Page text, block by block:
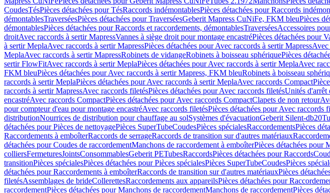
CoudesTésPièces détachées pour TésRaccords indémontablesPièces détachées pour Raccords
démontablesTraverséesPièces détachées pour TraverséesGeberit Mapress CuNiFe, FKM bleuPièces
démontablesPièces détachées pour Raccords et raccordements, démontablesTraverséesAccessoires
droitAvec raccords à sertir MapressVannes à siège droit pour montage encastréPièces détachées pour
à sertir MeplaAvec raccords à sertir MapressPièces détachées pour Avec raccords à sertir MapressAvec
MeplaAvec raccords à sertir MapressRobinets de vidangeRobinets à boisseau sphériquePièces
sertir FlowFitAvec raccords à sertir MeplaPièces détachées pour Avec raccords à sertir MeplaAvec
FKM bleuPièces détachées pour Avec raccords à sertir Mapress, FKM bleuRobinets à boisseau
raccords à sertir MeplaPièces détachées pour Avec raccords à sertir MeplaAvec raccords Compact
raccords à sertir MapressAvec raccords filetésPièces détachées pour Avec raccords filetésUnités d'arrêt
encastréAvec raccords CompactPièces détachées pour Avec raccords CompactClapets de non retour
pour compteur d'eau pour montage encastréAvec raccords filetésPièces détachées pour Avec raccords
distributionNourrices de distribution pour chauffage au solSystèmes d'évacuationGeberit Silent-db20
détachées pour Pièces de nettoyagePièces SuperTubeCoudesPièces spécialesRaccordementsPièces
Raccordements à emboîterRaccords de serrageRaccords de transition sur d'autres matériaux
détachées pour Coudes de raccordementManchons de raccordement à emboîterPièces détachées pour
colliersFermeturesJointsConsommablesGeberit PETubesRaccordsPièces détachées pour Raccords
transitionPièces spécialesPièces détachées pour Pièces spécialesPièces SuperTubeCoudesPièces
détachées pour Raccordements à emboîterRaccords de transition sur d'autres matériauxPièces
filetésAssemblages de brideCollerettesRaccordements aux appareilsPièces détachées pour
raccordementPièces détachées pour Manchons de raccordementManchons de raccordementPièces